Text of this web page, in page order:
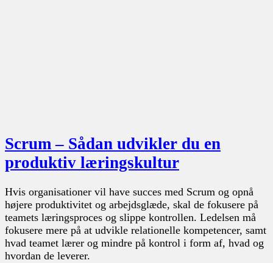
Scrum – Sådan udvikler du en
produktiv læringskultur
Hvis organisationer vil have succes med Scrum og opnå
højere produktivitet og arbejdsglæde, skal de fokusere på
teamets læringsproces og slippe kontrollen. Ledelsen må
fokusere mere på at udvikle relationelle kompetencer, samt
hvad teamet lærer og mindre på kontrol i form af, hvad og
hvordan de leverer.